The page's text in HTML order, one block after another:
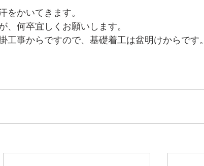
をかいてきます。
、何卒宜しくお願いします。
工事からですので、基礎着工は盆明けからです。